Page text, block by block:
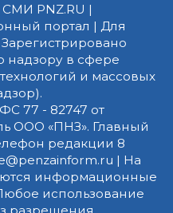
PNZ.RU |
портал | Для
надзору в сфере
и массовых
77 - 82747 от
ООО «ПНЗ». Главный
редакции 8
| На
информационные
использование
разрешения